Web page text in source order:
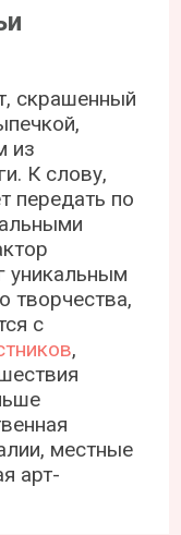
скрашенный
из
К слову,
передать по
уникальным
творчества,
с
,
местные
арт-